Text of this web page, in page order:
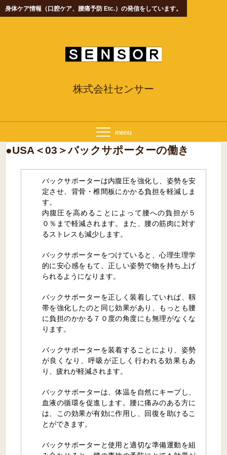
身体ケア情報（口腔ケア、腰痛予防 Etc.）の発信をしています。
株式会社センサー
●USA＜03＞バックサポーターの働き
バックサポーターは内腹圧を強化し、姿勢を安
定させ、背骨・椎間板にかかる負担を軽減しま
す。
内腹圧を高めることによって腰への負担が５
０％まで軽減されます。また、腰の筋肉に対す
るストレスも減少します。
バックサポーターをつけていると、心理生理学
的に安心感をもて、正しい姿勢で物を持ち上げ
られるようになります。
バックサポーターを正しく装着していれば、靱
帯を強化したのと同じ効果があり、もっとも腰
に負担のかかる７０度の角度にも無理がなくな
ります。
バックサポーターを装着することにより、姿勢
が良くなり、呼吸が正しく行われる効果もあ
り、疲れが軽減されます。
バックサポーターは、体温を自然にキープし、
血液の循環を促進します。腰に痛みのある方に
は、この効果が有効に作用し、回復を助けるこ
とができます。
バックサポーターと使用と適切な準備運動を組